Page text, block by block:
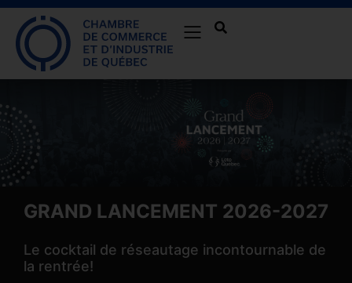
GRAND LANCEMENT 2026-2027
Le cocktail de réseautage incontournable de
la rentrée!